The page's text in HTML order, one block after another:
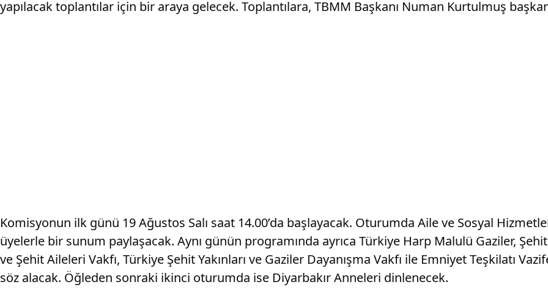
yapılacak toplantılar için bir araya gelecek. Toplantılara, TBMM Başkanı Numan Kurtulmuş
Komisyonun ilk günü 19 Ağustos Salı saat 14.00’da başlayacak. Oturumda Aile ve Sosyal
üyelerle bir sunum paylaşacak. Aynı günün programında ayrıca Türkiye Harp Malulü Gaziler,
ve Şehit Aileleri Vakfı, Türkiye Şehit Yakınları ve Gaziler Dayanışma Vakfı ile Emniyet Teşkilatı
söz alacak. Öğleden sonraki ikinci oturumda ise Diyarbakır Anneleri dinlenecek.